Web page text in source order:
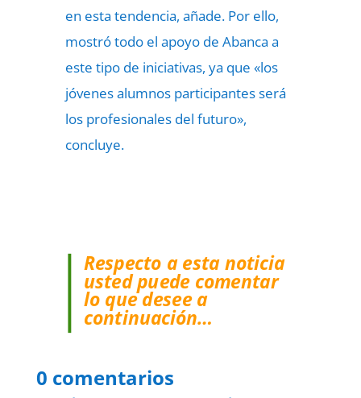
en esta tendencia, añade. Por ello,
mostró todo el apoyo de Abanca a
este tipo de iniciativas, ya que «los
jóvenes alumnos participantes será
los profesionales del futuro»,
concluye.
Respecto a esta noticia
usted puede comentar
lo que desee a
continuación…
0 comentarios